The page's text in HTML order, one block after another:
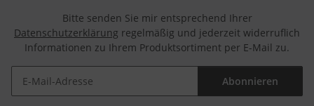
Bitte senden Sie mir entsprechend Ihrer
Datenschutzerklärung regelmäßig und jederzeit widerruflich
Informationen zu Ihrem Produktsortiment per E-Mail zu.
Abonnieren